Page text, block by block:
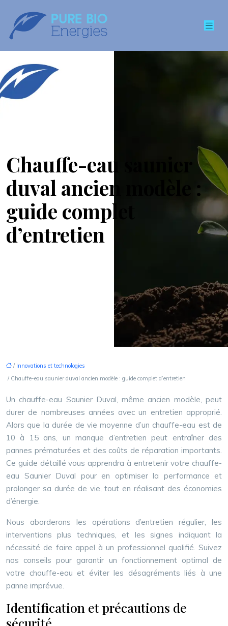
Chauffe-eau saunier
duval ancien modèle :
guide complet
d’entretien
/ Innovations et technologies
/ Chauffe-eau saunier duval ancien modèle : guide complet d’entretien
Un chauffe-eau Saunier Duval, même ancien modèle, peut
durer de nombreuses années avec un entretien approprié.
Alors que la durée de vie moyenne d’un chauffe-eau est de
10 à 15 ans, un manque d’entretien peut entraîner des
pannes prématurées et des coûts de réparation importants.
Ce guide détaillé vous apprendra à entretenir votre chauffe-
eau Saunier Duval pour en optimiser la performance et
prolonger sa durée de vie, tout en réalisant des économies
d’énergie.
Nous aborderons les opérations d’entretien régulier, les
interventions plus techniques, et les signes indiquant la
nécessité de faire appel à un professionnel qualifié. Suivez
nos conseils pour garantir un fonctionnement optimal de
votre chauffe-eau et éviter les désagréments liés à une
panne imprévue.
Identification et précautions de